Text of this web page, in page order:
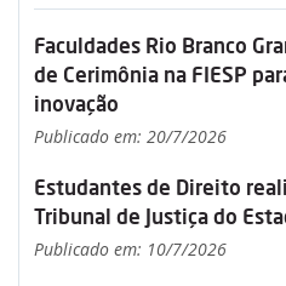
Faculdades Rio Branco
de Cerimônia na FIESP
inovação
Publicado em: 20/7/2026
Estudantes de Direito
Tribunal de Justiça do
Publicado em: 10/7/2026